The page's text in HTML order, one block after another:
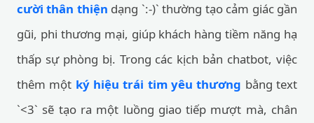
cười thân thiện dạng `:-)` thường tạo cảm giác gần
gũi, phi thương mại, giúp khách hàng tiềm năng hạ
thấp sự phòng bị. Trong các kịch bản chatbot, việc
thêm một ký hiệu trái tim yêu thương bằng text
`<3` sẽ tạo ra một luồng giao tiếp mượt mà, chân